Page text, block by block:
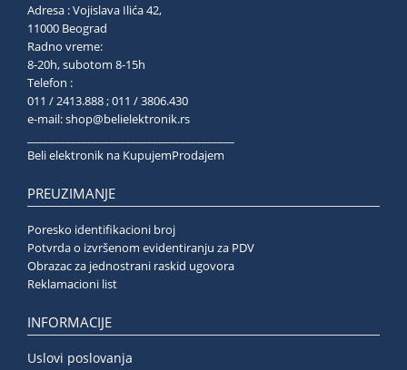
Adresa : Vojislava Ilića 42,
11000 Beograd
Radno vreme:
8-20h, subotom 8-15h
Telefon :
011 / 2413.888 ; 011 / 3806.430
e-mail:shop@belielektronik.rs
Beli elektronik na KupujemProdajem
PREUZIMANJE
Poresko identifikacioni broj
Potvrda o izvršenom evidentiranju za PDV
Obrazac za jednostrani raskid ugovora
Reklamacioni list
INFORMACIJE
Uslovi poslovanja